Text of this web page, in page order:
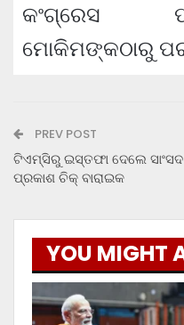
କଂଗ୍ରେସ
ମୋକିମଙ୍କଠାରୁ
PREV POST
ଟିଏମ୍‌ସିରୁ ଇସ୍ତଫା ଦେଲେ ସାଂସଦ
ପ୍ରକାଶ ଚିକ୍ ବାରାଇକ
YOU MIGHT